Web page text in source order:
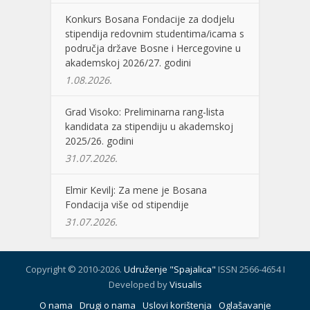
Konkurs Bosana Fondacije za dodjelu
stipendija redovnim studentima/icama s
područja države Bosne i Hercegovine u
akademskoj 2026/27. godini
1.08.2026.
Grad Visoko: Preliminarna rang-lista
kandidata za stipendiju u akademskoj
2025/26. godini
31.07.2026.
Elmir Kevilj: Za mene je Bosana
Fondacija više od stipendije
31.07.2026.
Copyright © 2010-2026. Udruženje "Spajalica" ISSN 2566-4654 I
Developed byVisualis
O nama
Drugi o nama Uslovi korištenja Oglašavanje